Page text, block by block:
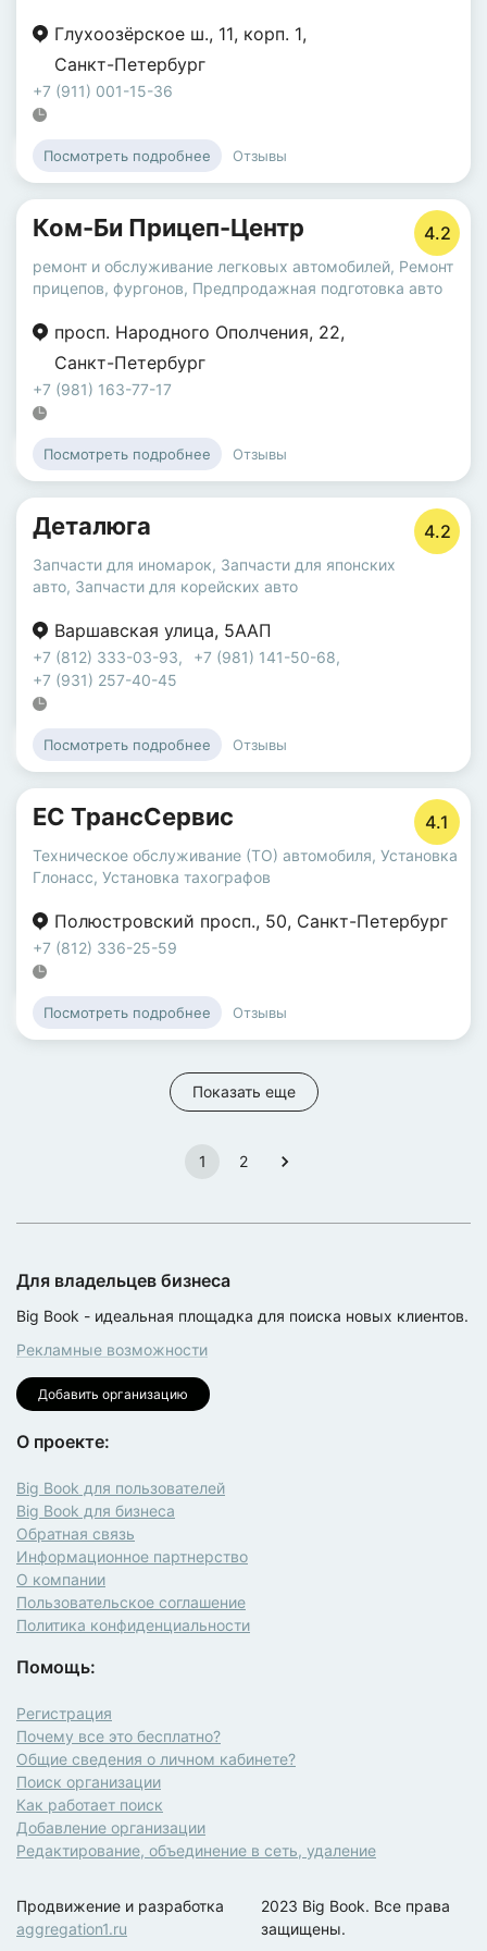
Глухоозёрское ш., 11, корп. 1,
Санкт-Петербург
+7 (911) 001-15-36
Посмотреть подробнее Отзывы
Ком-Би Прицеп-Центр 4.2
ремонт и обслуживание легковых автомобилей, Ремонт
прицепов, фургонов, Предпродажная подготовка авто
просп. Народного Ополчения, 22,
Санкт-Петербург
+7 (981) 163-77-17
Посмотреть подробнее Отзывы
Деталюга 4.2
Запчасти для иномарок, Запчасти для японских
авто, Запчасти для корейских авто
Варшавская улица, 5ААП
+7 (812) 333-03-93, +7 (981) 141-50-68,
+7 (931) 257-40-45
Посмотреть подробнее Отзывы
ЕС ТрансСервис 4.1
Техническое обслуживание (ТО) автомобиля, Установка
Глонасс, Установка тахографов
Полюстровский просп., 50, Санкт-Петербург
+7 (812) 336-25-59
Посмотреть подробнее Отзывы
Показать еще
1 2
Для владельцев бизнеса
Big Book - идеальная площадка для поиска новых клиентов.
Рекламные возможности
Добавить организацию
О проекте:
Big Book для пользователей
Big Book для бизнеса
Обратная связь
Информационное партнерство
О компании
Пользовательское соглашение
Политика конфиденциальности
Помощь:
Регистрация
Почему все это бесплатно?
Общие сведения о личном кабинете?
Поиск организации
Как работает поиск
Добавление организации
Редактирование, объединение в сеть, удаление
Продвижение и разработка
aggregation1.ru
2023 Big Book. Все права
защищены.